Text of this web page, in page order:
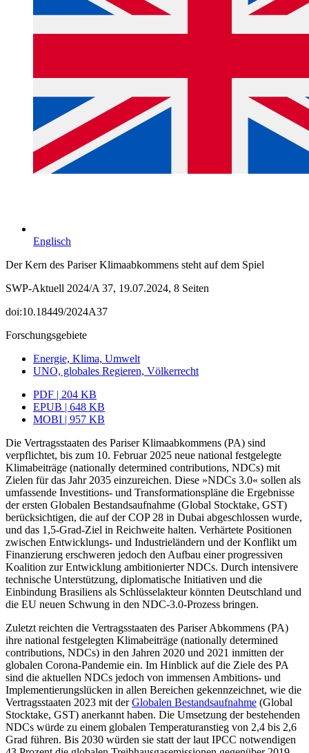
Englisch
Der Kern des Pariser Klimaabkommens steht auf dem Spiel
SWP-Aktuell 2024/A 37, 19.07.2024, 8 Seiten
doi:10.18449/2024A37
Forschungsgebiete
Energie, Klima, Umwelt
UNO, globales Regieren, Völkerrecht
PDF | 204 KB
EPUB | 648 KB
MOBI | 957 KB
Die Vertragsstaaten des Pariser Klimaabkommens (PA) sind
verpflichtet, bis zum 10. Februar 2025 neue national festgelegte
Klimabeiträge (nationally determined contributions, NDCs) mit
Zielen für das Jahr 2035 einzureichen. Diese »NDCs 3.0« sollen als
umfassende Investitions- und Transformationspläne die Ergebnisse
der ersten Globa­len Bestandsaufnahme (Global Stocktake, GST)
berücksichtigen, die auf der COP 28 in Dubai abgeschlossen wurde,
und das 1,5-Grad-Ziel in Reichweite halten. Verhärtete Positionen
zwischen Entwicklungs- und Industrieländern und der Konflikt um
Finan­zierung erschweren jedoch den Aufbau einer progressiven
Koali­tion zur Entwicklung ambitionierter NDCs. Durch intensivere
technische Unter­stützung, diplomatische Initiativen und die
Einbindung Brasiliens als Schlüsselakteur könnten Deutschland und
die EU neuen Schwung in den NDC-3.0-Prozess bringen.
Zuletzt reichten die Vertragsstaaten des Pariser Abkommens (PA)
ihre national fest­gelegten Klimabeiträge (nationally deter­mined
contributions, NDCs) in den Jahren 2020 und 2021 inmitten der
globalen Corona-Pandemie ein. Im Hinblick auf die Ziele des PA
sind die aktuellen NDCs jedoch von immensen Ambitions- und
Implementierungslücken in allen Bereichen gekennzeichnet, wie die
Vertragsstaaten 2023 mit derGlobalen Bestandsaufnahme (Global
Stocktake, GST) anerkannt haben. Die Um­setzung der bestehenden
NDCs würde zu einem globalen Temperaturanstieg von 2,4 bis 2,6
Grad führen. Bis 2030 würden sie statt der laut IPCC notwendigen